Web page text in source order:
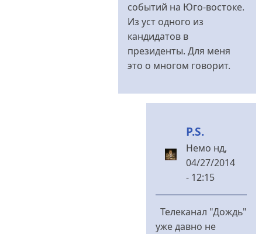
событий на Юго-востоке.
Из уст одного из
кандидатов в
президенты. Для меня
это о многом говорит.
P.S.
Немо нд,
04/27/2014
- 12:15
У
відповідь
до
Телеканал "Дождь"
уже давно не